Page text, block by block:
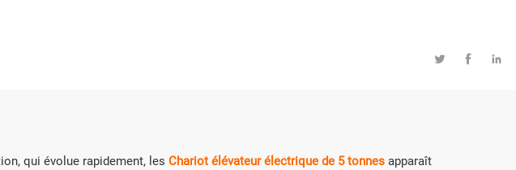
  
qui évolue rapidement, les Chariot élévateur électrique de 5 tonnes apparaît